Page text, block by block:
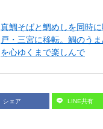
真鯛そばと鯛めしを同時
戸・三宮に移転。鯛のう
を心ゆくまで楽しんで
シェア LINE共有